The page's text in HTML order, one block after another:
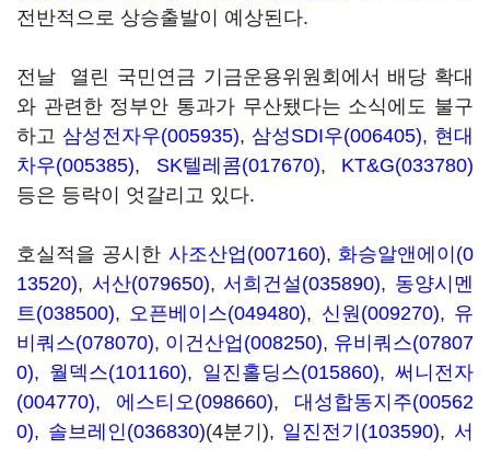
전반적으로 상승출발이 예상된다.
전날 열린 국민연금 기금운용위원회에서 배당 확대
와 관련한 정부안 통과가 무산됐다는 소식에도 불구
하고 삼성전자우(005935), 삼성SDI우(006405), 현대
차우(005385), SK텔레콤(017670), KT&G(033780)
등은 등락이 엇갈리고 있다.
호실적을 공시한 사조산업(007160), 화승알앤에이(0
13520), 서산(079650), 서희건설(035890), 동양시멘
트(038500), 오픈베이스(049480), 신원(009270), 유
비쿼스(078070), 이건산업(008250), 유비쿼스(07807
0), 월덱스(101160), 일진홀딩스(015860), 써니전자
(004770), 에스티오(098660), 대성합동지주(00562
0), 솔브레인(036830)(4분기), 일진전기(103590), 서